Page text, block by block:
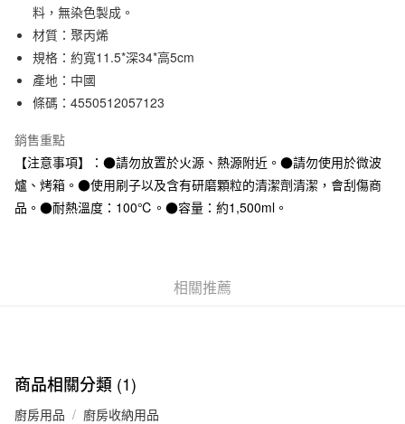
3 期 0 利率 每期
合作金庫商業銀行
華南商業銀行
上海商業儲蓄銀行
臺灣中小企業銀行
匯豐（台灣）商業銀行
聯邦商業銀行
元大商業銀行
永豐商業銀行
玉山商業銀行
星展（台灣）商業銀行
台新國際商業銀行
中國信託商業銀行
超商取貨付款
LINE Pay
Apple Pay
街口支付
悠遊付
運送方式
每筆NT$65，滿NT$1,000(含以上)免運費
料，無染色製成。
材質：聚丙烯
規格：約寬11.5*深34*高5cm
產地：中國
條碼：4550512057123
銷售重點
【注意事項】：●請勿放置於火源、熱源附近。●請勿使用於微波
爐、烤箱。●使用刷子以及含有研磨顆粒的清潔劑清潔，會刮傷商
品。●耐熱溫度：100℃。●容量：約1,500ml。
相關推薦
商品相關分類 (1)
廚房用品 廚房收納用品